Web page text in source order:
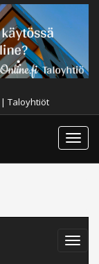
| Taloyhtiöt